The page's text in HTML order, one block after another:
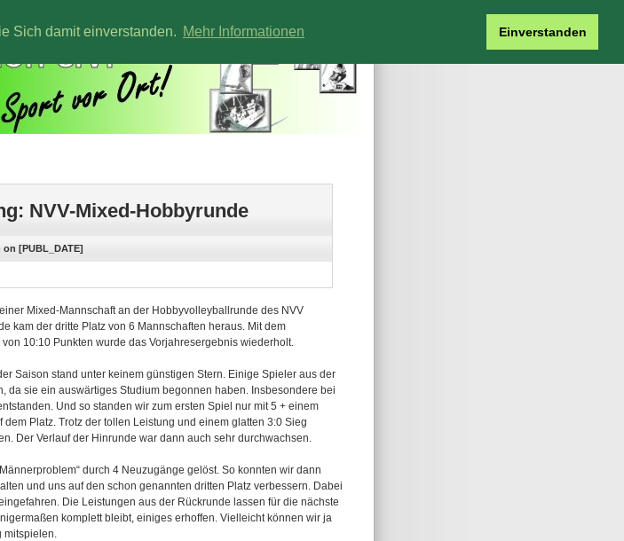
Sich damit einverstanden. Mehr Informationen Einverstanden
NVV-Mixed-Hobbyrunde
[PUBL_DATE]
Mixed-Mannschaft an der Hobbyvolleyballrunde des NVV
kam der dritte Platz von 6 Mannschaften heraus. Mit dem
10:10 Punkten wurde das Vorjahresergebnis wiederholt.
Saison stand unter keinem günstigen Stern. Einige Spieler aus der
da sie ein auswärtiges Studium begonnen haben. Insbesondere bei
Und so standen wir zum ersten Spiel nur mit 5 + einem
Platz. Trotz der tollen Leistung und einem glatten 3:0 Sieg
Der Verlauf der Hinrunde war dann auch sehr durchwachsen.
durch 4 Neuzugänge gelöst. So konnten wir dann
und uns auf den schon genannten dritten Platz verbessern. Dabei
Die Leistungen aus der Rückrunde lassen für die nächste
komplett bleibt, einiges erhoffen. Vielleicht können wir ja
mitspielen.